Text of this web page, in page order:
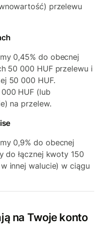
przelewu
0,45% do obecnej
50 000 HUF przelewu i
50 000 HUF.
HUF (lub
na przelew.
0,9% do obecnej
do łącznej kwoty 150
innej walucie) w ciągu
na Twoje konto